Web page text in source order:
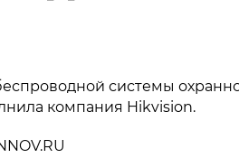
системы
компания Hikvision.